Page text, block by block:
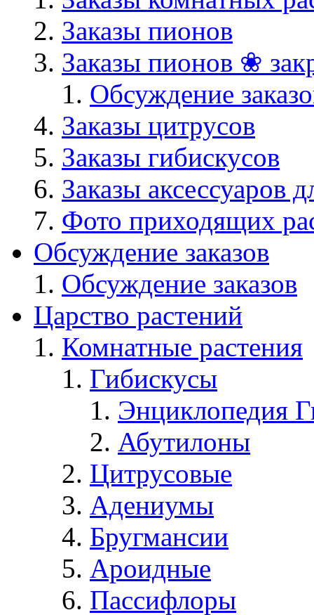
Заказы пионов
Заказы пионов ❀
Обсуждение
Заказы цитрусов
Заказы гибискусов
Заказы аксессуаров
Фото приходящих
Обсуждение заказов
Обсуждение заказов
Царство растений
Комнатные растения
Гибискусы
Энциклопедия
Абутилоны
Цитрусовые
Адениумы
Бругмансии
Ароидные
Пассифлоры